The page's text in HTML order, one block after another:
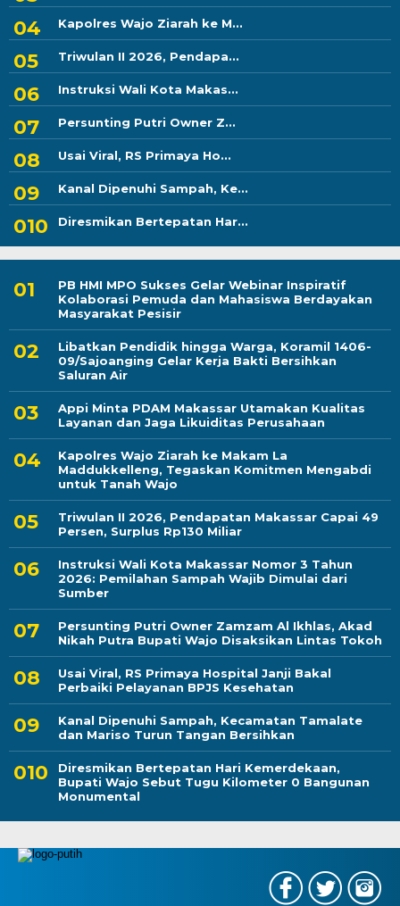
Kapolres Wajo Ziarah ke M...
Triwulan II 2026, Pendapa...
Instruksi Wali Kota Makas...
Persunting Putri Owner Z...
Usai Viral, RS Primaya Ho...
Kanal Dipenuhi Sampah, Ke...
Diresmikan Bertepatan Har...
PB HMI MPO Sukses Gelar Webinar Inspiratif
Kolaborasi Pemuda dan Mahasiswa Berdayakan
Masyarakat Pesisir
Libatkan Pendidik hingga Warga, Koramil 1406-
09/Sajoanging Gelar Kerja Bakti Bersihkan
Saluran Air
Appi Minta PDAM Makassar Utamakan Kualitas
Layanan dan Jaga Likuiditas Perusahaan
Kapolres Wajo Ziarah ke Makam La
Maddukkelleng, Tegaskan Komitmen Mengabdi
untuk Tanah Wajo
Triwulan II 2026, Pendapatan Makassar Capai 49
Persen, Surplus Rp130 Miliar
Instruksi Wali Kota Makassar Nomor 3 Tahun
2026: Pemilahan Sampah Wajib Dimulai dari
Sumber
Persunting Putri Owner Zamzam Al Ikhlas, Akad
Nikah Putra Bupati Wajo Disaksikan Lintas Tokoh
Usai Viral, RS Primaya Hospital Janji Bakal
Perbaiki Pelayanan BPJS Kesehatan
Kanal Dipenuhi Sampah, Kecamatan Tamalate
dan Mariso Turun Tangan Bersihkan
Diresmikan Bertepatan Hari Kemerdekaan,
Bupati Wajo Sebut Tugu Kilometer 0 Bangunan
Monumental